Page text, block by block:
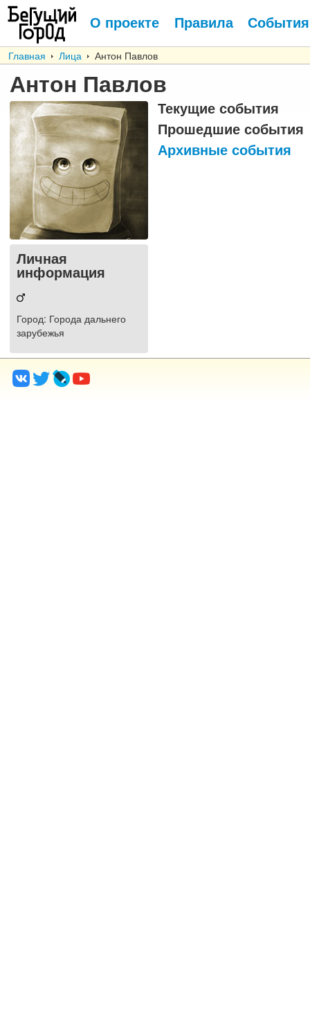
О проекте Правила События
Главная Лица Антон Павлов
Антон Павлов
Личная
информация
Город: Города дальнего
зарубежья
Текущие события
Прошедшие события
Архивные события